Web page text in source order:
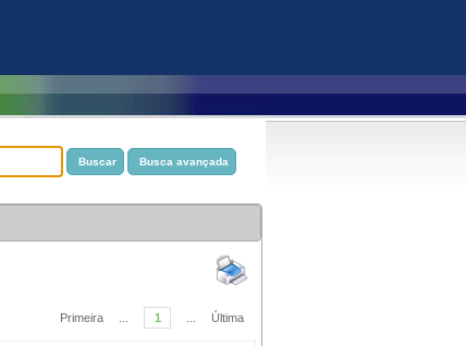
Primeira 1 Última